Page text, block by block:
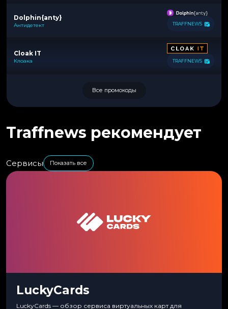
Dolphin{anty}
Антидетект TRAFFNEWS
Cloak IT
Клоака TRAFFNEWS
Все промокоды
Traffnews рекомендует
Сервисы Показать все
LuckyCards
LuckyCards — обзор сервиса виртуальных карт для